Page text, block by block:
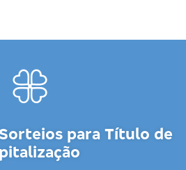
para Título de